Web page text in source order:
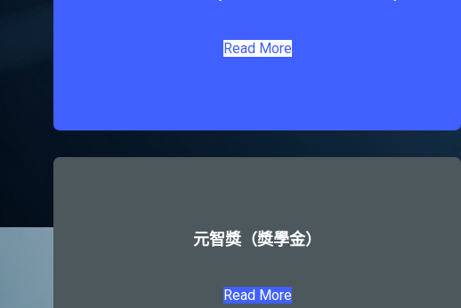
Read More
元智獎（獎學金）
Read More